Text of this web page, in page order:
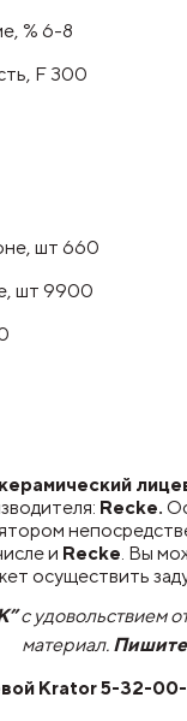
% 6-8
F 300
шт 660
шт 9900
Recke.
и Recke . Вы
осуществить
с удовольствием
материал.
Krator 5-32-